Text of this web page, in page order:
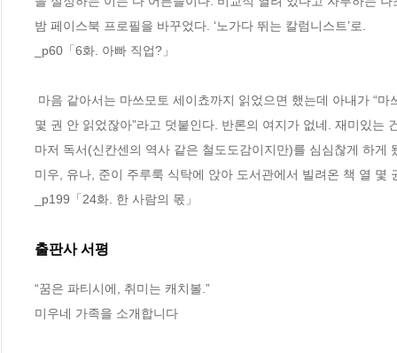
밤 페이스북 프로필을 바꾸었다. ‘노가다 뛰는 칼럼니스트’로.
_p60「6화. 아빠 직업?」
몇 권 안 읽었잖아”라고 덧붙인다. 반론의 여지가 없네. 재미있
마저 독서(신칸센의 역사 같은 철도도감이지만)를 심심찮게 하
미우, 유나, 준이 주루룩 식탁에 앉아 도서관에서 빌려온 책 열 몇
_p199「24화. 한 사람의 몫」
출판사 서평
“꿈은 파티시에, 취미는 캐치볼.”
미우네 가족을 소개합니다